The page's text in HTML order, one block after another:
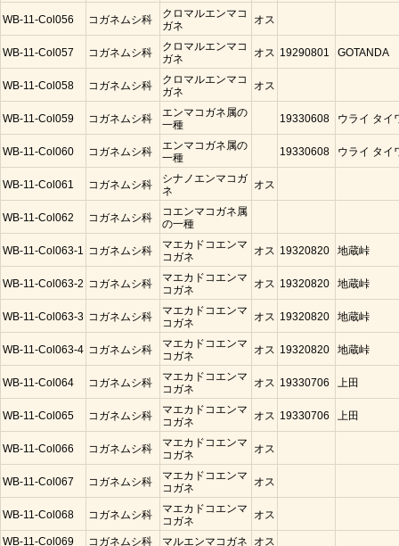
WB-11-Col056 コガネムシ科
クロマルエンマコ
ガネ
オス
WB-11-Col057 コガネムシ科
クロマルエンマコ
ガネ
オス 19290801 GOTANDA
WB-11-Col058 コガネムシ科
クロマルエンマコ
ガネ
オス
WB-11-Col059 コガネムシ科
エンマコガネ属の
一種
19330608 ウライ タイ
WB-11-Col060 コガネムシ科
エンマコガネ属の
一種
19330608 ウライ タイ
WB-11-Col061 コガネムシ科
シナノエンマコガ
ネ
オス
WB-11-Col062 コガネムシ科
コエンマコガネ属
の一種
WB-11-Col063-1 コガネムシ科
マエカドコエンマ
コガネ
オス 19320820 地蔵峠
WB-11-Col063-2 コガネムシ科
マエカドコエンマ
コガネ
オス 19320820 地蔵峠
WB-11-Col063-3 コガネムシ科
マエカドコエンマ
コガネ
オス 19320820 地蔵峠
WB-11-Col063-4 コガネムシ科
マエカドコエンマ
コガネ
オス 19320820 地蔵峠
WB-11-Col064 コガネムシ科
マエカドコエンマ
コガネ
オス 19330706 上田
WB-11-Col065 コガネムシ科
マエカドコエンマ
コガネ
オス 19330706 上田
WB-11-Col066 コガネムシ科
マエカドコエンマ
コガネ
オス
WB-11-Col067 コガネムシ科
マエカドコエンマ
コガネ
オス
WB-11-Col068 コガネムシ科
マエカドコエンマ
コガネ
オス
WB-11-Col069 コガネムシ科 マルエンマコガネ オス